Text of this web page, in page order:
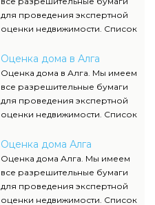
для проведения экспертной
оценки недвижимости. Список
отображение и сканы можно
отыскать в разделе нашего
сайта.
Оценка дома в Алга
Оценка дома в Алга. Мы имеем
все разрешительные бумаги
для проведения экспертной
оценки недвижимости. Список
отображение и сканы можно
отыскать в разделе нашего
сайта.
Оценка дома Алга
Оценка дома Алга. Мы имеем
все разрешительные бумаги
для проведения экспертной
оценки недвижимости. Список